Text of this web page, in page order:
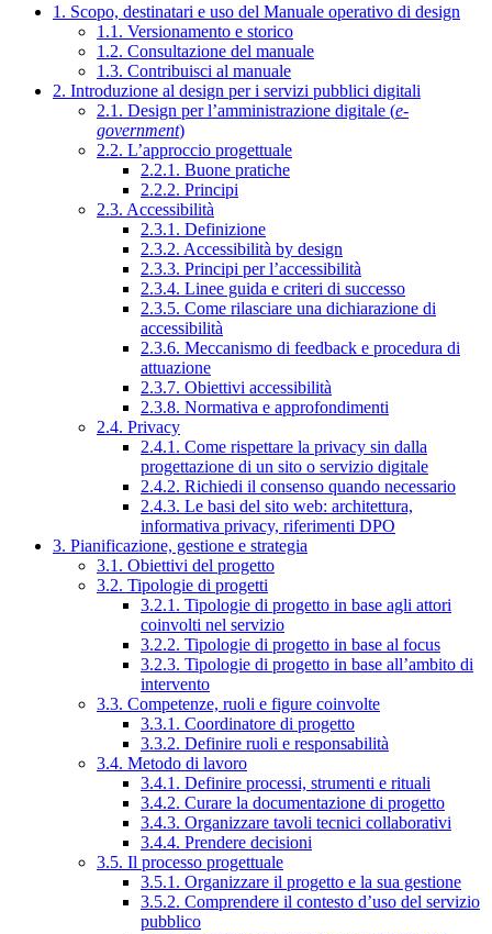
1. Scopo, destinatari e uso del Manuale operativo di design
1.1. Versionamento e storico
1.2. Consultazione del manuale
1.3. Contribuisci al manuale
2. Introduzione al design per i servizi pubblici digitali
2.1. Design per l’amministrazione digitale (e-
government)
2.2. L’approccio progettuale
2.2.1. Buone pratiche
2.2.2. Principi
2.3. Accessibilità
2.3.1. Definizione
2.3.2. Accessibilità by design
2.3.3. Principi per l’accessibilità
2.3.4. Linee guida e criteri di successo
2.3.5. Come rilasciare una dichiarazione di
accessibilità
2.3.6. Meccanismo di feedback e procedura di
attuazione
2.3.7. Obiettivi accessibilità
2.3.8. Normativa e approfondimenti
2.4. Privacy
2.4.1. Come rispettare la privacy sin dalla
progettazione di un sito o servizio digitale
2.4.2. Richiedi il consenso quando necessario
2.4.3. Le basi del sito web: architettura,
informativa privacy, riferimenti DPO
3. Pianificazione, gestione e strategia
3.1. Obiettivi del progetto
3.2. Tipologie di progetti
3.2.1. Tipologie di progetto in base agli attori
coinvolti nel servizio
3.2.2. Tipologie di progetto in base al focus
3.2.3. Tipologie di progetto in base all’ambito di
intervento
3.3. Competenze, ruoli e figure coinvolte
3.3.1. Coordinatore di progetto
3.3.2. Definire ruoli e responsabilità
3.4. Metodo di lavoro
3.4.1. Definire processi, strumenti e rituali
3.4.2. Curare la documentazione di progetto
3.4.3. Organizzare tavoli tecnici collaborativi
3.4.4. Prendere decisioni
3.5. Il processo progettuale
3.5.1. Organizzare il progetto e la sua gestione
3.5.2. Comprendere il contesto d’uso del servizio
pubblico